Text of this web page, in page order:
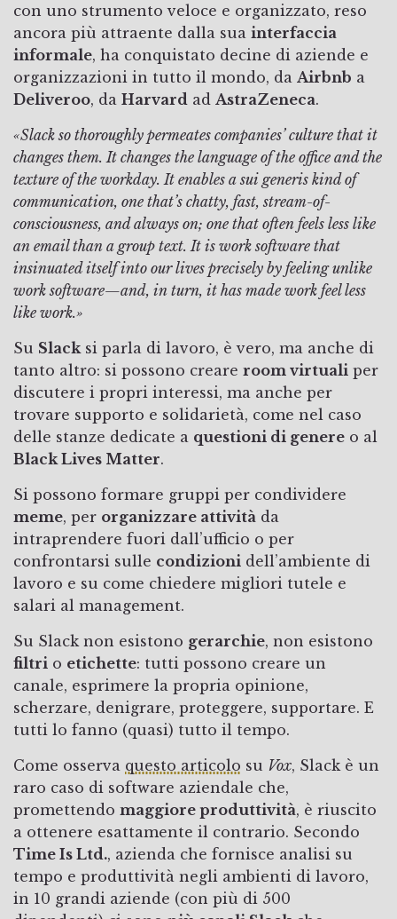
con uno strumento veloce e organizzato, reso
ancora più attraente dalla sua interfaccia
informale, ha conquistato decine di aziende e
organizzazioni in tutto il mondo, da Airbnb a
Deliveroo, da Harvard ad AstraZeneca.
«Slack so thoroughly permeates companies’ culture that it
changes them. It changes the language of the office and the
texture of the workday. It enables a sui generis kind of
communication, one that’s chatty, fast, stream-of-
consciousness, and always on; one that often feels less like
an email than a group text. It is work software that
insinuated itself into our lives precisely by feeling unlike
work software—and, in turn, it has made work feel less
like work.»
Su Slack si parla di lavoro, è vero, ma anche di
tanto altro: si possono creare room virtuali per
discutere i propri interessi, ma anche per
trovare supporto e solidarietà, come nel caso
delle stanze dedicate a questioni di genere o al
Black Lives Matter.
Si possono formare gruppi per condividere
meme, per organizzare attività da
intraprendere fuori dall’ufficio o per
confrontarsi sulle condizioni dell’ambiente di
lavoro e su come chiedere migliori tutele e
salari al management.
Su Slack non esistono gerarchie, non esistono
filtri o etichette: tutti possono creare un
canale, esprimere la propria opinione,
scherzare, denigrare, proteggere, supportare. E
tutti lo fanno (quasi) tutto il tempo.
Come osserva questo articolo su Vox, Slack è un
raro caso di software aziendale che,
promettendo maggiore produttività, è riuscito
a ottenere esattamente il contrario. Secondo
Time Is Ltd., azienda che fornisce analisi su
tempo e produttività negli ambienti di lavoro,
in 10 grandi aziende (con più di 500